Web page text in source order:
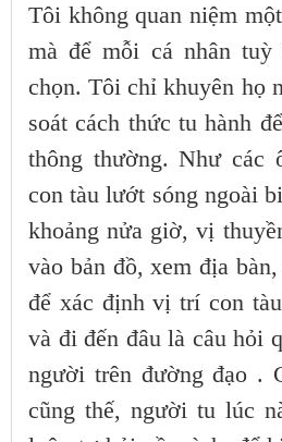
Tôi không quan niệm
mà để mỗi cá nhân
chọn. Tôi chỉ khuyên họ
soát cách thức tu hành
thông thường. Như các
con tàu lướt sóng ngoài
khoảng nửa giờ, vị
vào bản đồ, xem địa
để xác định vị trí con
và đi đến đâu là câu hỏi
người trên đường đạo .
cũng thế, người tu lúc